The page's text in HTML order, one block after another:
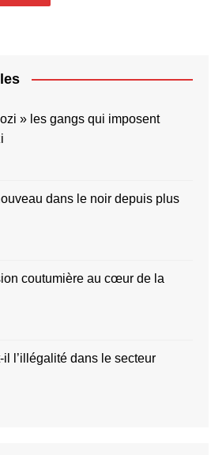
» les gangs qui imposent
dans le noir depuis plus
coutumière au cœur de la
il l’illégalité dans le secteur